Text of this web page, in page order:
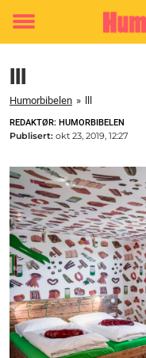
Toggle
lll
Humorbibelen »
REDAKTØR: HUMORBIBELEN
Publisert: okt 23, 2019, 12:27